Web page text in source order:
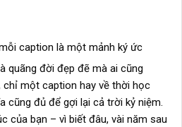
caption là một mảnh ký ức
quãng đời đẹp đẽ mà ai cũng
chỉ một caption hay về thời học
cũng đủ để gợi lại cả trời kỷ niệm.
của bạn – vì biết đâu, vài năm sau